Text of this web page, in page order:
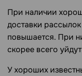
При наличии
доставки
повышается. При
скорее всего
У хороших